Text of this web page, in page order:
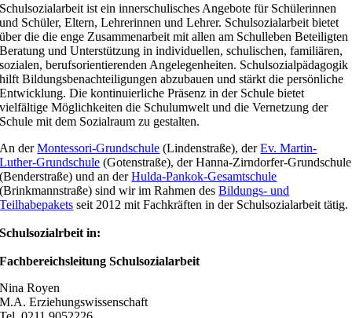
Schulsozialarbeit ist ein innerschulisches Angebote für Schülerinnen
und Schüler, Eltern, Lehrerinnen und Lehrer. Schulsozialarbeit bietet
über die die enge Zusammenarbeit mit allen am Schulleben Beteiligten
Beratung und Unterstützung in individuellen, schulischen, familiären,
sozialen, berufsorientierenden Angelegenheiten. Schulsozialpädagogik
hilft Bildungsbenachteiligungen abzubauen und stärkt die persönliche
Entwicklung. Die kontinuierliche Präsenz in der Schule bietet
vielfältige Möglichkeiten die Schulumwelt und die Vernetzung der
Schule mit dem Sozialraum zu gestalten.
An derMontessori-Grundschule (Lindenstraße), derEv. Martin-
Luther-Grundschule (Gotenstraße), der Hanna-Zirndorfer-Grundschule
(Benderstraße) und an derHulda-Pankok-Gesamtschule
(Brinkmannstraße) sind wir im Rahmen desBildungs- und
Teilhabepakets seit 2012 mit Fachkräften in der Schulsozialarbeit tätig.
Schulsozialrbeit in:
Fachbereichsleitung Schulsozialarbeit
Nina Royen
M.A. Erziehungswissenschaft